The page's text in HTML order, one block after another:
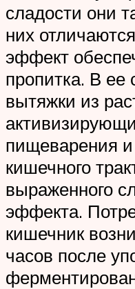
сладости они
них
эффект
пропитка. В ее
вытяжки из
пищеварения
кишечного
выраженного
эффекта.
кишечник
часов после